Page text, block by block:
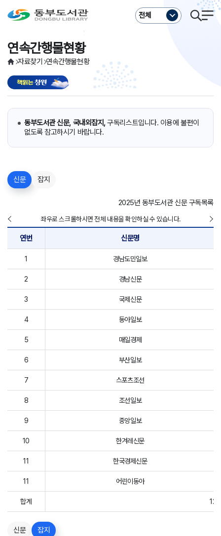
전체
자료찾기 연속간행물현황
연속간행물현황
동부도서관 신문, 국내외잡지,구독리스트입니다. 이용에 불편이
없도록 참고하시기 바랍니다.
신문 잡지
2025년 동부도서관 신문 구독목록
좌우로 스크롤하시면 전체 내용을 확인하실 수 있습니다.
연번 신문명
1 경남도민일보
2 경남신문
3 국제신문
4 동아일보
5 매일경제
6 부산일보
7 스포츠조선
8 조선일보
9 중앙일보
10 한겨레신문
11 한국경제신문
11 어린이동아
합계 12
신문 잡지